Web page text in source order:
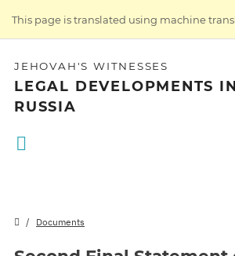
This page is translated using machine
JEHOVAH'S WITNESSES
LEGAL DEVELOPMENTS IN
RUSSIA
Documents